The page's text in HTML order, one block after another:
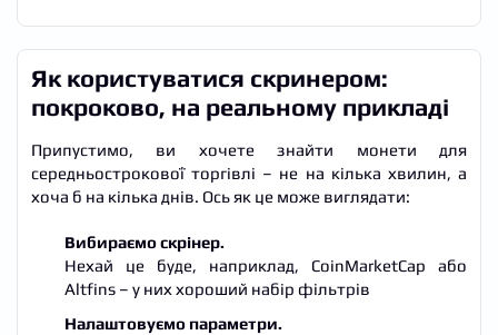
Як користуватися скринером:
покроково, на реальному прикладі
Припустимо, ви хочете знайти монети для
середньострокової торгівлі – не на кілька хвилин, а
хоча б на кілька днів. Ось як це може виглядати:
Вибираємо скрінер.
Нехай це буде, наприклад, CoinMarketCap або
Altfins – у них хороший набір фільтрів
Налаштовуємо параметри.